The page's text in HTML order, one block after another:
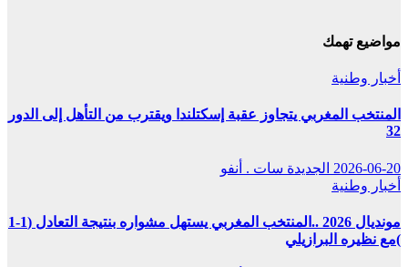
مواضيع تهمك
أخبار وطنية
المنتخب المغربي يتجاوز عقبة إسكتلندا ويقترب من التأهل إلى الدور
32
2026-06-20 الجديدة سات . أنفو
أخبار وطنية
مونديال 2026 ..المنتخب المغربي يستهل مشواره بنتيجة التعادل (1-1
)مع نظيره البرازيلي